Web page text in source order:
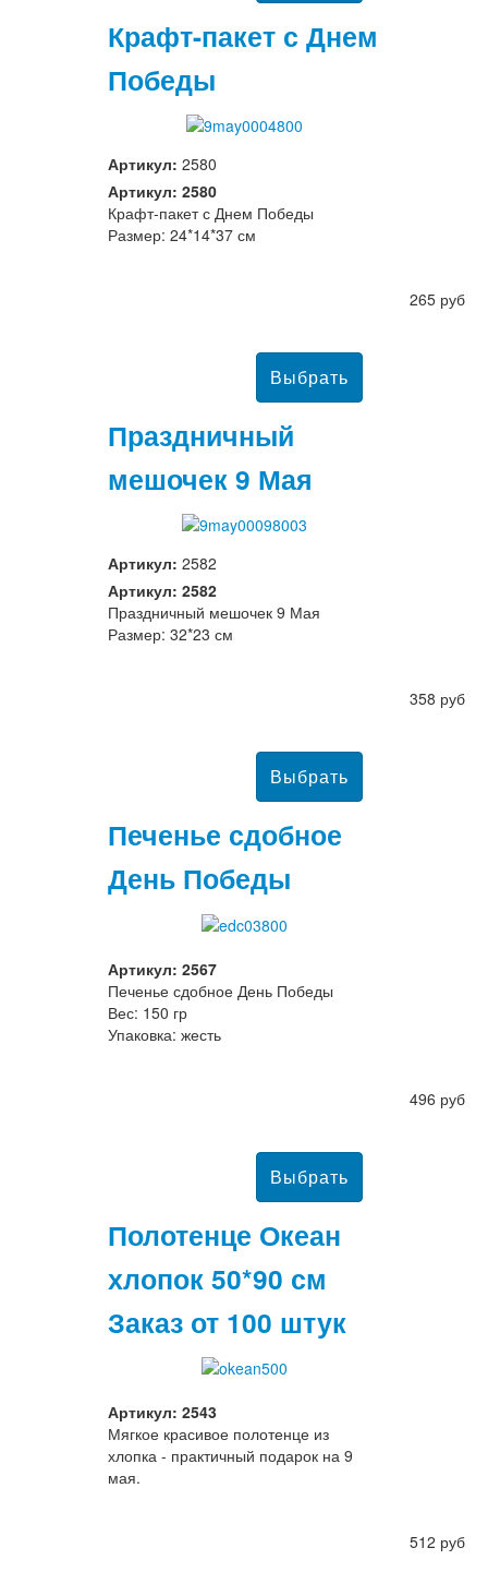
Крафт-пакет с Днем
Победы
Артикул: 2580
Артикул: 2580
Крафт-пакет с Днем Победы
Размер: 24*14*37 см
265 руб
Праздничный
мешочек 9 Мая
Артикул: 2582
Артикул: 2582
Праздничный мешочек 9 Мая
Размер: 32*23 см
358 руб
Печенье сдобное
День Победы
Артикул: 2567
Печенье сдобное День Победы
Вес: 150 гр
Упаковка: жесть
496 руб
Полотенце Океан
хлопок 50*90 см
Заказ от 100 штук
Артикул: 2543
Мягкое красивое полотенце из
хлопка - практичный подарок на 9
мая.
512 руб